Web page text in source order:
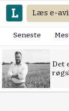
Læs e-
Seneste
Det